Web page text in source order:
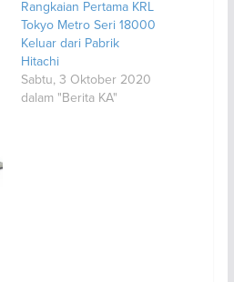
Rangkaian Pertama KRL
Tokyo Metro Seri 18000
Keluar dari Pabrik
Hitachi
Sabtu, 3 Oktober 2020
dalam "Berita KA"